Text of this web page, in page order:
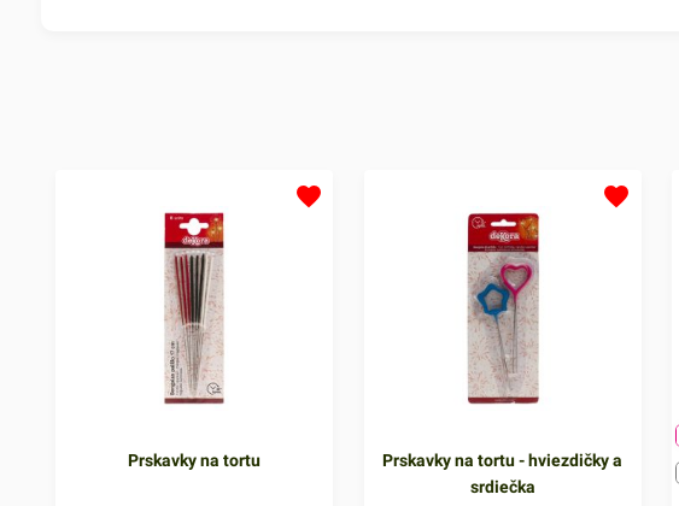
Prskavky na tortu
Prskavky na tortu - hviezdičky a
srdiečka